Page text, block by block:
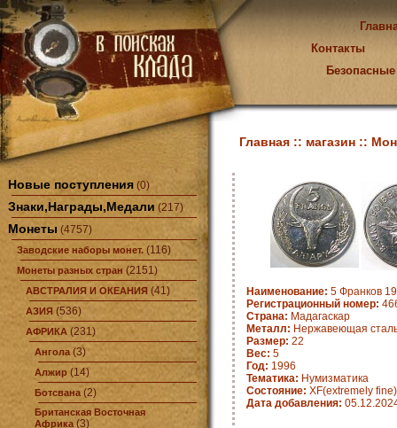
Контакты
Новые поступления (0)
Знаки,Награды,Медали (217)
Монеты (4757)
Заводские наборы монет. (116)
Монеты разных стран (2151)
АВСТРАЛИЯ И ОКЕАНИЯ (41)
АЗИЯ (536)
АФРИКА (231)
Ангола(3)
Алжир (14)
Ботсвана (2)
Британская Восточная
Африка (3)
Главная :: магазин ::
Наименование: 5 Франков
Регистрационный номер:
Страна: Мадагаскар
Металл: Нержавеющая
Размер: 22
Вес: 5
Год: 1996
Тематика: Нумизматика
Состояние: XF(extremely fine)
Дата добавления: